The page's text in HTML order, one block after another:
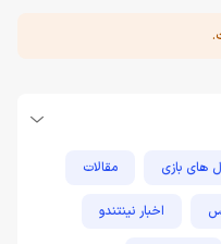
های بازی مقالات
اخبار نینتندو